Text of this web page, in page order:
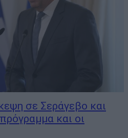
σε Σεράγεβο και
και οι